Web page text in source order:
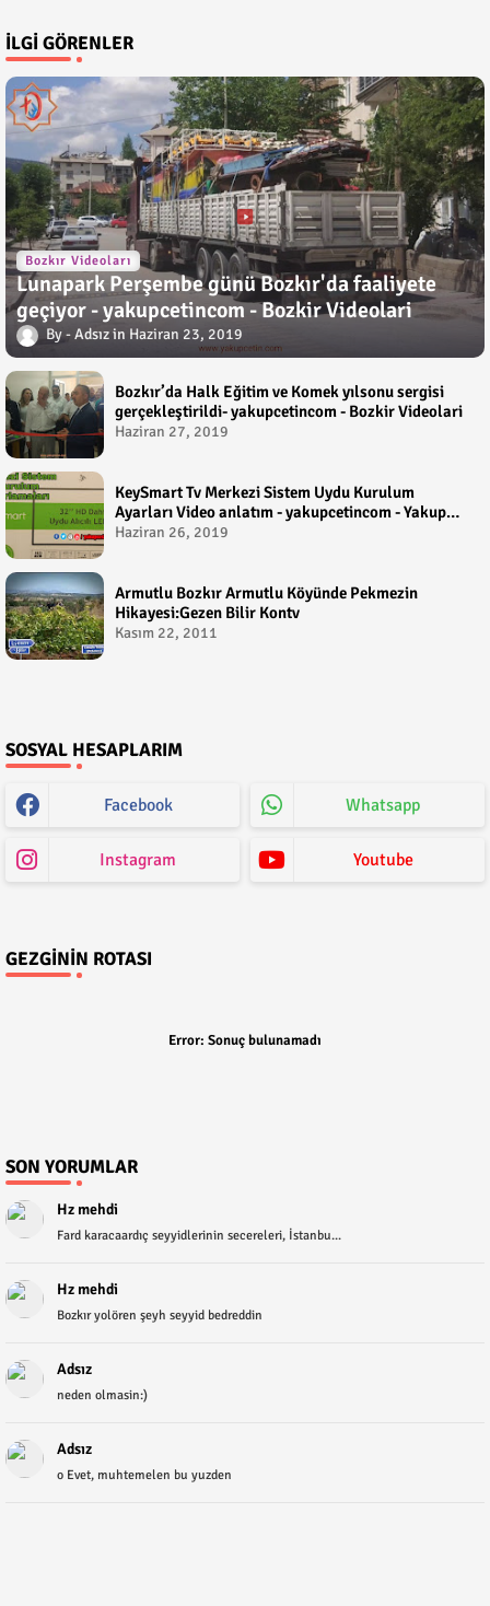
İLGI GÖRENLER
Bozkır Videoları
Lunapark Perşembe günü Bozkır'da faaliyete
geçiyor - yakupcetincom - Bozkir Videolari
Adsız Haziran 23, 2019
Bozkır’da Halk Eğitim ve Komek yılsonu sergisi
gerçekleştirildi- yakupcetincom - Bozkir Videolari
Haziran 27, 2019
KeySmart Tv Merkezi Sistem Uydu Kurulum
Ayarları Video anlatım - yakupcetincom - Yakup
Çetin
Haziran 26, 2019
Armutlu Bozkır Armutlu Köyünde Pekmezin
Hikayesi:Gezen Bilir Kontv
Kasım 22, 2011
SOSYAL HESAPLARIM
Facebook Whatsapp
Instagram Youtube
GEZGININ ROTASI
Error: Sonuç bulunamadı
SON YORUMLAR
Hz mehdi
Fard karacaardıç seyyidlerinin secereleri, İstanbu...
Hz mehdi
Bozkır yolören şeyh seyyid bedreddin
Adsız
neden olmasin:)
Adsız
o Evet, muhtemelen bu yuzden